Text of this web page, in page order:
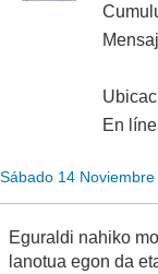
En
Sábado 14
Eguraldi nahiko
lanotua egon da